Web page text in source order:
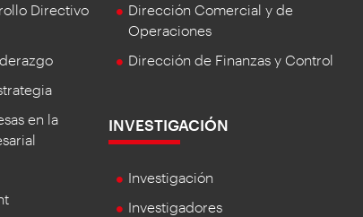
Directivo
en la
Dirección Comercial y de
Operaciones
Dirección de Finanzas y Control
INVESTIGACIÓN
Investigación
Investigadores